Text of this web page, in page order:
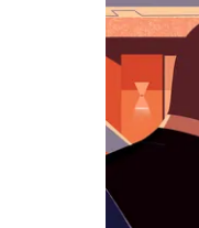
закрыть
календарь,
нажмите
Esc.